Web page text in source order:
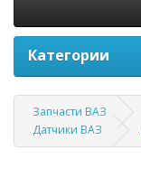
Категории
Запчасти ВАЗ
Датчики ВАЗ